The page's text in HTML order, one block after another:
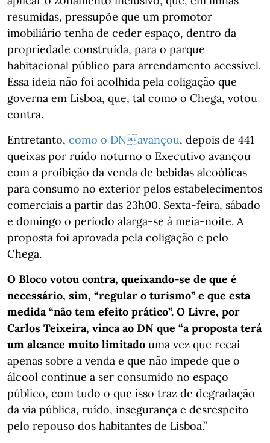
resumidas, pressupõe que um promotor
imobiliário tenha de ceder espaço, dentro da
propriedade construída, para o parque
habitacional público para arrendamento acessível.
Essa ideia não foi acolhida pela coligação que
governa em Lisboa, que, tal como o Chega, votou
contra.
Entretanto, como o DNavançou, depois de 441
queixas por ruído noturno o Executivo avançou
com a proibição da venda de bebidas alcoólicas
para consumo no exterior pelos estabelecimentos
comerciais a partir das 23h00. Sexta-feira, sábado
e domingo o período alarga-se à meia-noite. A
proposta foi aprovada pela coligação e pelo
Chega.
O Bloco votou contra, queixando-se de que é
necessário, sim, “regular o turismo” e que esta
medida “não tem efeito prático”. O Livre, por
Carlos Teixeira, vinca ao DN que “a proposta terá
um alcance muito limitado uma vez que recai
apenas sobre a venda e que não impede que o
álcool continue a ser consumido no espaço
público, com tudo o que isso traz de degradação
da via pública, ruído, insegurança e desrespeito
pelo repouso dos habitantes de Lisboa.”